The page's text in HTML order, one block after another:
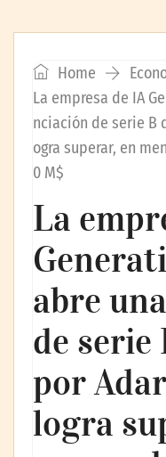
Home
La empresa de IA
nciación de serie B
ogra superar, en
0 M$
La
abre
de
por
logra